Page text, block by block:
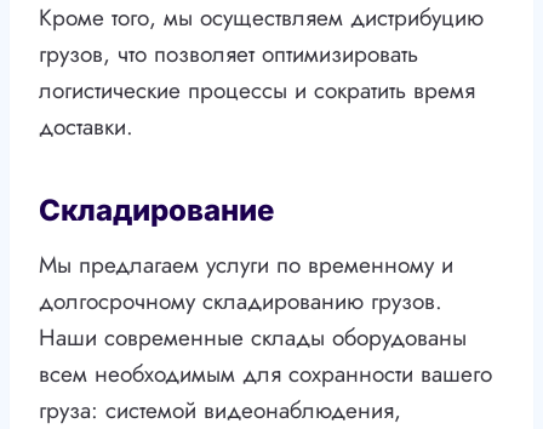
Кроме того, мы осуществляем дистрибуцию
грузов, что позволяет оптимизировать
логистические процессы и сократить время
доставки.
Складирование
Мы предлагаем услуги по временному и
долгосрочному складированию грузов.
Наши современные склады оборудованы
всем необходимым для сохранности вашего
груза: системой видеонаблюдения,